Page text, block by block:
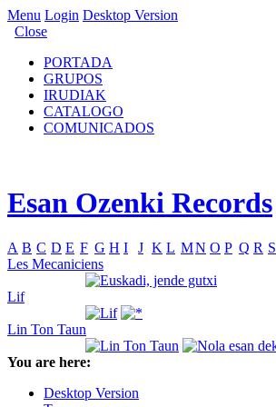
Menu Login Desktop Version
Close
PORTADA
GRUPOS
IRUDIAK
CATALOGO
COMUNICADOS
Esan Ozenki Records
A B C D E F G H I J K L MN O P Q R S
Les Mecaniciens
Lif
Lin Ton Taun
You are here:
Desktop Version